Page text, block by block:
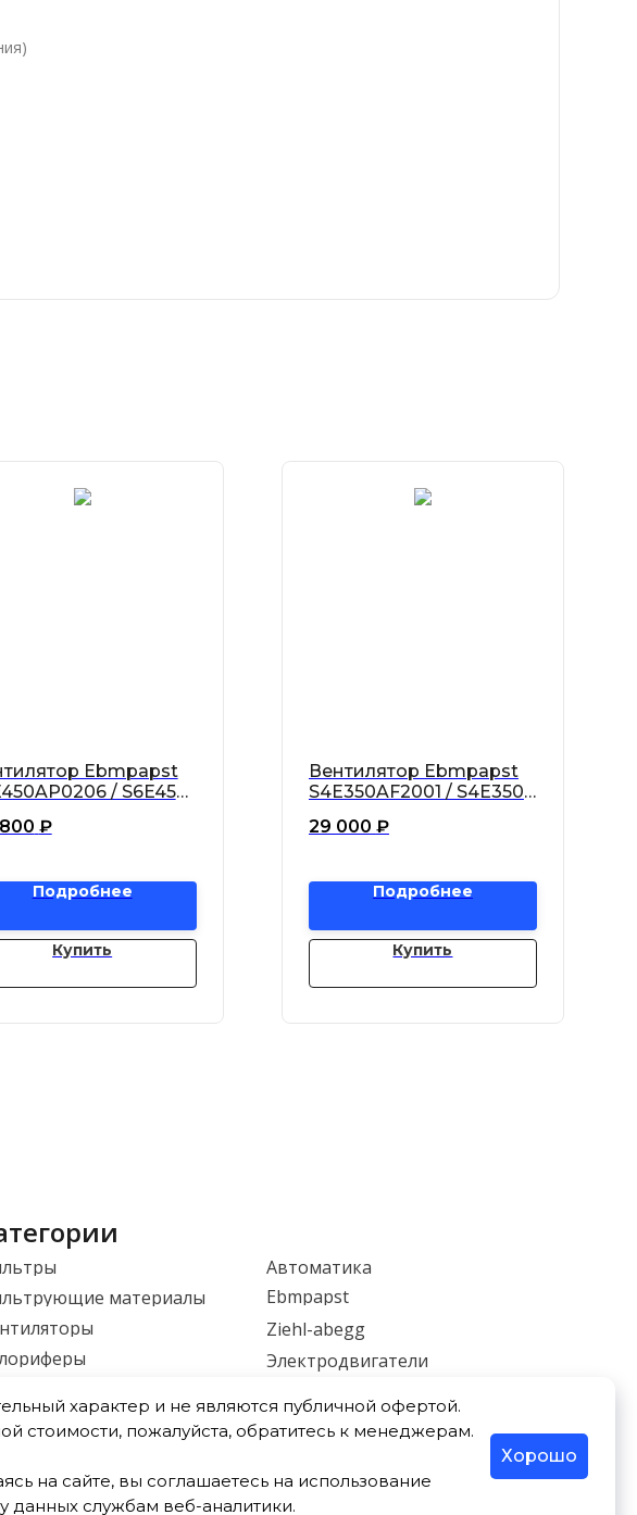
характер и не являются публичной офертой.
стоимости, пожалуйста, обратитесь к менеджерам.
на сайте, вы соглашаетесь на использование
данных службам веб-аналитики.
Хорошо
Ebmpapst
/ S6E450-
₽
Подробнее
Купить
Вентилятор Ebmpapst
S4E350AF2001 / S4E350-
29 000 ₽
Подробнее
Купить
материалы
Ebmpapst
изделия
Автоматика
Ziehl-abegg
Электродвигатели
Насосы